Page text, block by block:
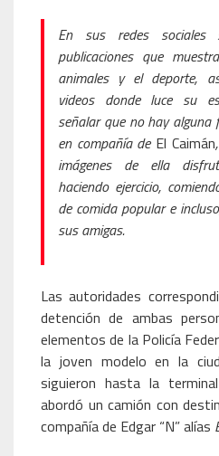
En sus redes sociales
publicaciones que
animales y el deporte,
videos donde luce su
señalar que no hay
en compañía de El Caimán
imágenes de ella
haciendo ejercicio,
de comida popular e
sus amigas.
Las autoridades
detención de ambas
elementos de la Policía
la joven modelo en la
siguieron hasta la
abordó un camión con
compañía de Edgar “N” alías